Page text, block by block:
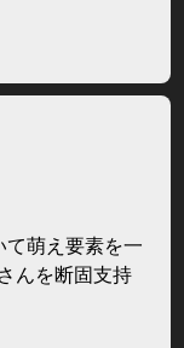
て萌え要素を一
んを断固支持